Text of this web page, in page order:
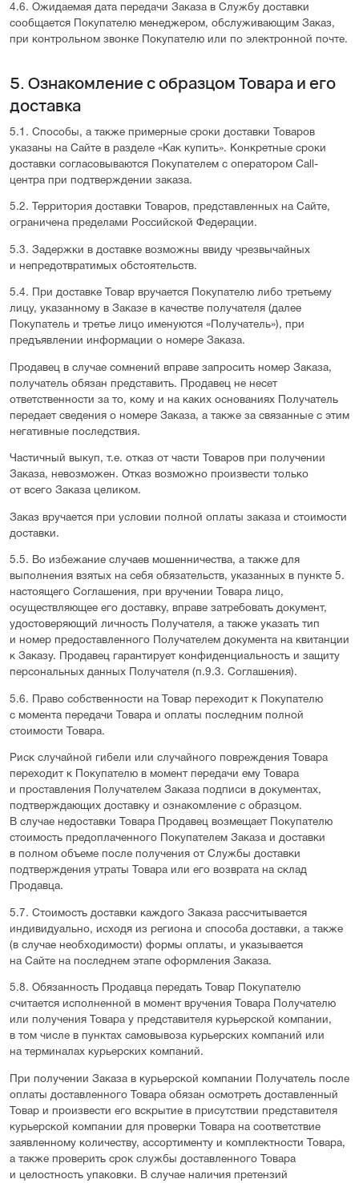
4.6. Ожидаемая дата передачи Заказа в Службу доставки
сообщается Покупателю менеджером, обслуживающим Заказ,
при контрольном звонке Покупателю или по электронной почте.
5. Ознакомление с образцом Товара и его
доставка
5.1. Способы, а также примерные сроки доставки Товаров
указаны на Сайте в разделе «Как купить». Конкретные сроки
доставки согласовываются Покупателем с оператором Call-
центра при подтверждении заказа.
5.2. Территория доставки Товаров, представленных на Сайте,
ограничена пределами Российской Федерации.
5.3. Задержки в доставке возможны ввиду чрезвычайных
и непредотвратимых обстоятельств.
5.4. При доставке Товар вручается Покупателю либо третьему
лицу, указанному в Заказе в качестве получателя (далее
Покупатель и третье лицо именуются «Получатель»), при
предъявлении информации о номере Заказа.
Продавец в случае сомнений вправе запросить номер Заказа,
получатель обязан представить. Продавец не несет
ответственности за то, кому и на каких основаниях Получатель
передает сведения о номере Заказа, а также за связанные с этим
негативные последствия.
Частичный выкуп, т.е. отказ от части Товаров при получении
Заказа, невозможен. Отказ возможно произвести только
от всего Заказа целиком.
Заказ вручается при условии полной оплаты заказа и стоимости
доставки.
5.5. Во избежание случаев мошенничества, а также для
выполнения взятых на себя обязательств, указанных в пункте 5.
настоящего Соглашения, при вручении Товара лицо,
осуществляющее его доставку, вправе затребовать документ,
удостоверяющий личность Получателя, а также указать тип
и номер предоставленного Получателем документа на квитанции
к Заказу. Продавец гарантирует конфиденциальность и защиту
персональных данных Получателя (п.9.3. Соглашения).
5.6. Право собственности на Товар переходит к Покупателю
с момента передачи Товара и оплаты последним полной
стоимости Товара.
Риск случайной гибели или случайного повреждения Товара
переходит к Покупателю в момент передачи ему Товара
и проставления Получателем Заказа подписи в документах,
подтверждающих доставку и ознакомление с образцом.
В случае недоставки Товара Продавец возмещает Покупателю
стоимость предоплаченного Покупателем Заказа и доставки
в полном объеме после получения от Службы доставки
подтверждения утраты Товара или его возврата на склад
Продавца.
5.7. Стоимость доставки каждого Заказа рассчитывается
индивидуально, исходя из региона и способа доставки, а также
(в случае необходимости) формы оплаты, и указывается
на Сайте на последнем этапе оформления Заказа.
5.8. Обязанность Продавца передать Товар Покупателю
считается исполненной в момент вручения Товара Получателю
или получения Товара у представителя курьерской компании,
в том числе в пунктах самовывоза курьерских компаний или
на терминалах курьерских компаний.
При получении Заказа в курьерской компании Получатель после
оплаты доставленного Товара обязан осмотреть доставленный
Товар и произвести его вскрытие в присутствии представителя
курьерской компании для проверки Товара на соответствие
заявленному количеству, ассортименту и комплектности Товара,
а также проверить срок службы доставленного Товара
и целостность упаковки. В случае наличия претензий